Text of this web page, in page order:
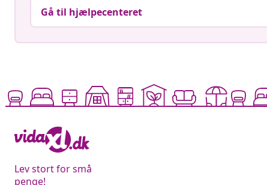
Gå til hjælpecenteret
Lev stort for små
penge!